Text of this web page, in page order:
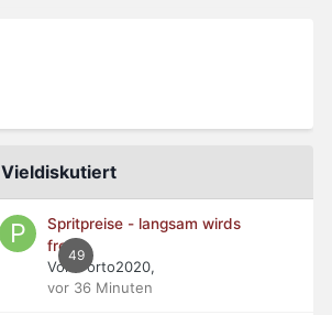
Vieldiskutiert
49
Spritpreise - langsam wirds
frech
Von Porto2020,
vor 36 Minuten